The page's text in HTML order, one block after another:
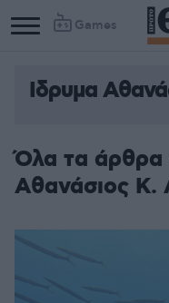
Games
Ιδρυμα
Όλα τα άρθρα
Αθανάσιος Κ.